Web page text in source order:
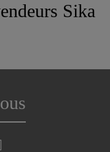
Sika